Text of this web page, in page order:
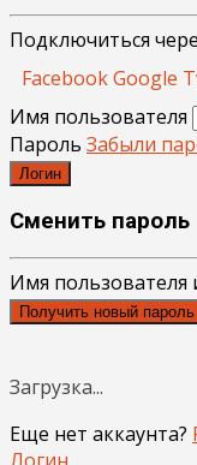
Подключиться
FacebookGoogle
Имя пользователя
Пароль Забыли
Логин
Сменить пароль
Имя пользователя
Получить новый пароль
Загрузка...
Еще нет аккаунта?